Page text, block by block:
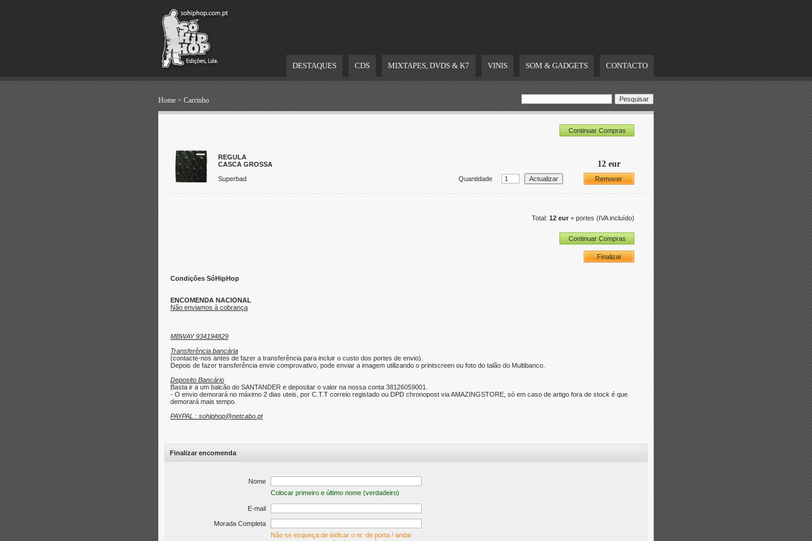
DESTAQUES CDS MIXTAPES, DVDS & K7 VINIS SOM & GADGETS CONTACTO
Home > Carrinho
Continuar Compras
REGULA
CASCA GROSSA
12 eur
Superbad Quantidade Remover
Total: 12 eur + portes (IVA incluído)
Continuar Compras
Finalizar
Condições SóHipHop
ENCOMENDA NACIONAL
Não enviamos à cobrança
MBWAY 934194829
Transferência bancária
(contacte-nos antes de fazer a transferência para incluir o custo dos portes de envio).
Depois de fazer transferência envie comprovativo, pode enviar a imagem utilizando o printscreen ou foto do talão do Multibanco.
Deposito Bancário
Basta ir a um balcão do SANTANDER e depositar o valor na nossa conta 38126059001.
- O envio demorará no máximo 2 dias uteis, por C.T.T correio registado ou DPD chronopost via AMAZINGSTORE, só em caso de artigo fora de stock é que
demorará mais tempo.
PAYPAL : sohiphop@netcabo.pt
Finalizar encomenda
Nome
Colocar primeiro e último nome (verdadeiro)
E-mail
Morada Completa
Não se esqueça de indicar o nr. de porta / andar